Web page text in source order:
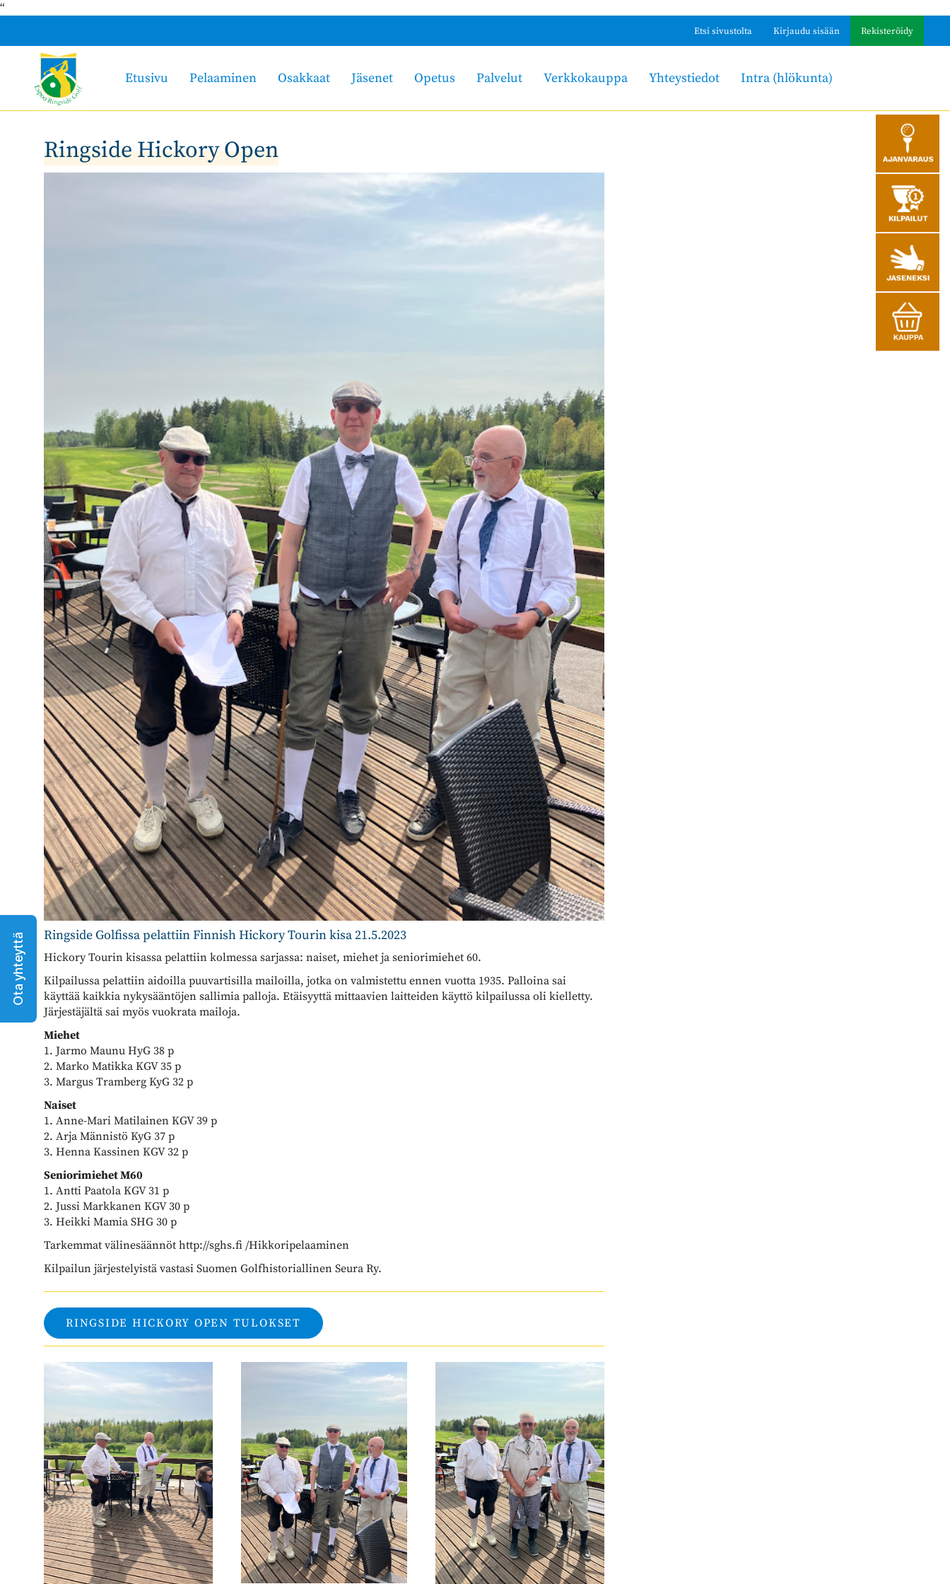
Ota yhteyttä
“
Etsi sivustolta Kirjaudu sisään Rekisteröidy
Etusivu Pelaaminen Osakkaat Jäsenet Opetus Palvelut Verkkokauppa Yhteystiedot Intra (hlökunta)
Ringside Hickory Open
Ringside Golfissa pelattiin Finnish Hickory Tourin kisa 21.5.2023
Hickory Tourin kisassa pelattiin kolmessa sarjassa: naiset, miehet ja seniorimiehet 60.
Kilpailussa pelattiin aidoilla puuvartisilla mailoilla, jotka on valmistettu ennen vuotta 1935. Palloina sai
käyttää kaikkia nykysääntöjen sallimia palloja. Etäisyyttä mittaavien laitteiden käyttö kilpailussa oli kielletty.
Järjestäjältä sai myös vuokrata mailoja.
Miehet
1. Jarmo Maunu HyG 38 p
2. Marko Matikka KGV 35 p
3. Margus Tramberg KyG 32 p
Naiset
1. Anne-Mari Matilainen KGV 39 p
2. Arja Männistö KyG 37 p
3. Henna Kassinen KGV 32 p
Seniorimiehet M60
1. Antti Paatola KGV 31 p
2. Jussi Markkanen KGV 30 p
3. Heikki Mamia SHG 30 p
Tarkemmat välinesäännöt http://sghs.fi /Hikkoripelaaminen
Kilpailun järjestelyistä vastasi Suomen Golfhistoriallinen Seura Ry.
RINGSIDE HICKORY OPEN TULOKSET